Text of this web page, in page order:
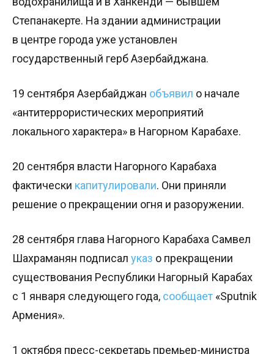
Степанакерте. На здании администрации
в центре города уже установлен
государственный герб Азербайджана.
19 сентября Азербайджан объявил о начале
«антитеррористических мероприятий
локального характера» в Нагорном Карабахе.
20 сентября власти Нагорного Карабаха
фактически капитулировали. Они приняли
решение о прекращении огня и разоружении.
28 сентября глава Нагорного Карабаха Самвел
Шахраманян подписал указ о прекращении
существования Республики Нагорный Карабах
с 1 января следующего года, сообщает «Sputnik
Армения».
1 октября пресс-секретарь премьер-министра